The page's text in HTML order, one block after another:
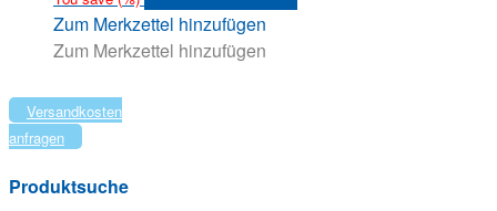
der
Zum Merkzettel hinzufügen
Zum Merkzettel hinzufügen
Versandkosten
anfragen
Produktsuche